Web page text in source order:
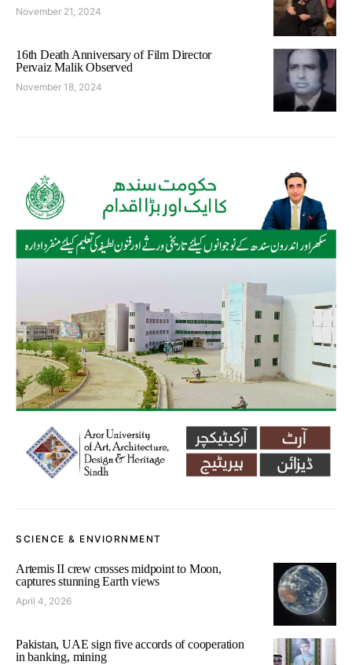
November 21, 2024
16th Death Anniversary of Film Director
Pervaiz Malik Observed
November 18, 2024
SCIENCE & ENVIORNMENT
Artemis II crew crosses midpoint to Moon,
captures stunning Earth views
April 4, 2026
Pakistan, UAE sign five accords of cooperation
in banking, mining